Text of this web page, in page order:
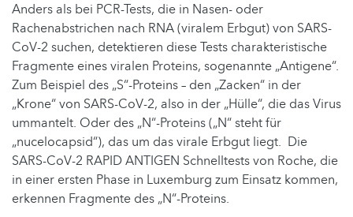
Anders als bei PCR-Tests, die in Nasen- oder
Rachenabstrichen nach RNA (viralem Erbgut) von SARS-
CoV-2 suchen, detektieren diese Tests charakteristische
Fragmente eines viralen Proteins, sogenannte „Antigene“.
Zum Beispiel des „S“-Proteins – den „Zacken“ in der
„Krone“ von SARS-CoV-2, also in der „Hülle“, die das Virus
ummantelt. Oder des „N“-Proteins („N“ steht für
„nucelocapsid“), das um das virale Erbgut liegt. Die
SARS-CoV-2 RAPID ANTIGEN Schnelltests von Roche, die
in einer ersten Phase in Luxemburg zum Einsatz kommen,
erkennen Fragmente des „N“-Proteins.